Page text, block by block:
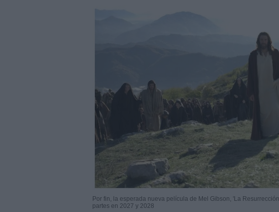
Por fin, la esperada nueva película de Mel Gibson, 'La
partes en 2027 y 2028